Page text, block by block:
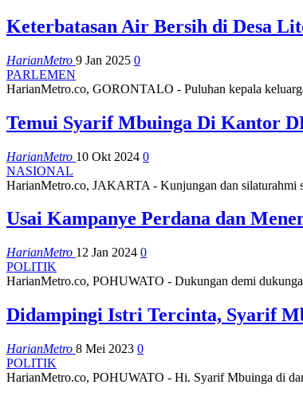
Keterbatasan Air Bersih di Desa
HarianMetro 9 Jan 2025 0
PARLEMEN
HarianMetro.co, GORONTALO - Puluhan kepala
Temui Syarif Mbuinga Di Kantor
HarianMetro 10 Okt 2024 0
NASIONAL
HarianMetro.co, JAKARTA - Kunjungan dan silaturahmi
Usai Kampanye Perdana dan
HarianMetro 12 Jan 2024 0
POLITIK
HarianMetro.co, POHUWATO - Dukungan demi
Didampingi Istri Tercinta, Syarif
HarianMetro 8 Mei 2023 0
POLITIK
HarianMetro.co, POHUWATO - Hi. Syarif Mbuinga di